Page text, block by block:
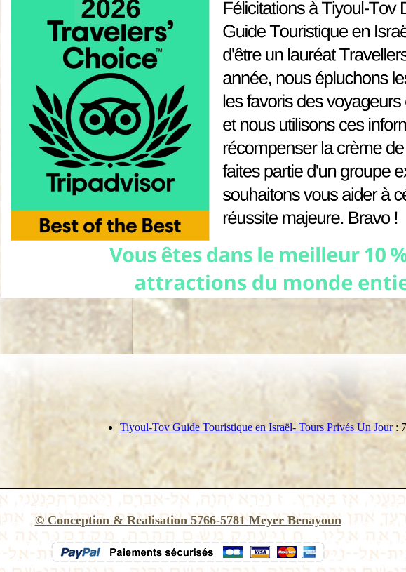
Tiyoul-Tov Guide Touristique en Israël- Tours Privés Un Jour:
© Conception & Realisation 5766-5781 Meyer Benayoun